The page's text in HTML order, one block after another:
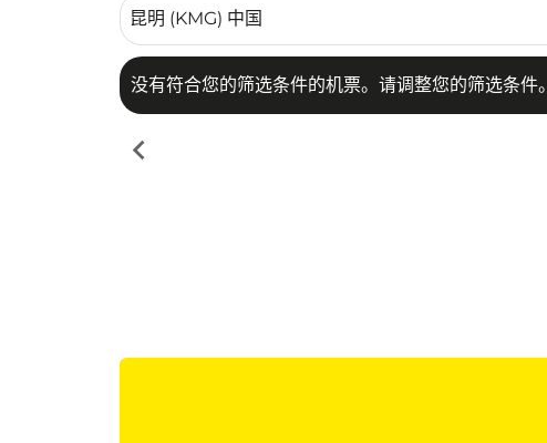
没有符合您的筛选条件的机票。请调整您的筛选条件。
chevron_left